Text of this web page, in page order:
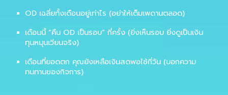
OD เฉลี่ยทั้งเดือนอยู่เท่าไร (อย่าให้เต็มเพดานตลอด)
เดือนนี้ “คืน OD เป็นรอบ” กี่ครั้ง (ยิ่งเห็นรอบ ยิ่งดูเป็นเงิน
ทุนหมุนเวียนจริง)
เดือนที่ยอดตก คุณยังเหลือเงินสดพอใช้กี่วัน (บอกความ
ทนทานของกิจการ)